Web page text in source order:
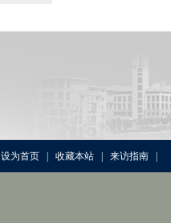
设为首页 收藏本站 来访指南